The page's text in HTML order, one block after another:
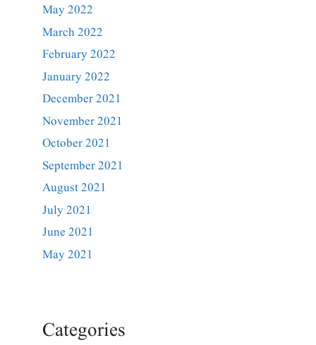
May 2022
March 2022
February 2022
January 2022
December 2021
November 2021
October 2021
September 2021
August 2021
July 2021
June 2021
May 2021
Categories